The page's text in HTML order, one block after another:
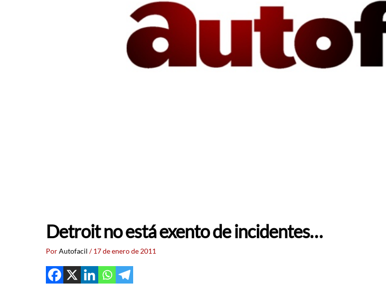
Detroit no está exento de incidentes…
PorAutofacil /17 de enero de 2011